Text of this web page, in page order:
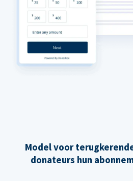
Model voor
donateurs hun